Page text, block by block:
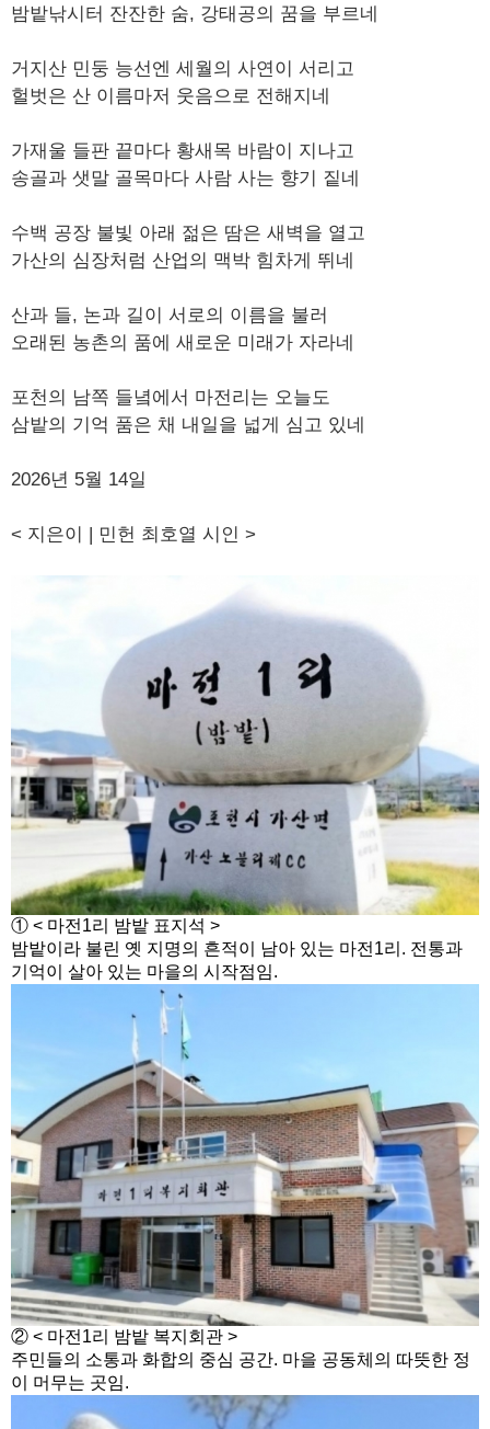
밤밭낚시터 잔잔한 숨, 강태공의 꿈을 부르네
​거지산 민둥 능선엔 세월의 사연이 서리고
헐벗은 산 이름마저 웃음으로 전해지네
​가재울 들판 끝마다 황새목 바람이 지나고
송골과 샛말 골목마다 사람 사는 향기 짙네
​수백 공장 불빛 아래 젊은 땀은 새벽을 열고
가산의 심장처럼 산업의 맥박 힘차게 뛰네
​산과 들, 논과 길이 서로의 이름을 불러
오래된 농촌의 품에 새로운 미래가 자라네
​포천의 남쪽 들녘에서 마전리는 오늘도
삼밭의 기억 품은 채 내일을 넓게 심고 있네
​2026년 5월 14일
< 지은이 | 민헌 최호열 시인 >
① < 마전1리 밤밭 표지석 >
밤밭이라 불린 옛 지명의 흔적이 남아 있는 마전1리. 전통과
기억이 살아 있는 마을의 시작점임.
② < 마전1리 밤밭 복지회관 >
주민들의 소통과 화합의 중심 공간. 마을 공동체의 따뜻한 정
이 머무는 곳임.